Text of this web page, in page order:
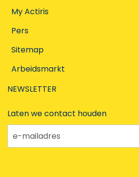
My Actiris
Pers
Sitemap
Arbeidsmarkt
NEWSLETTER
Laten we contact houden
e-mailadres